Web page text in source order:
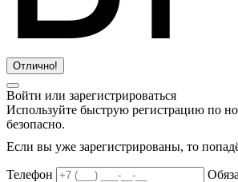
Отлично!
Войти или зарегистрироваться
Используйте быструю регистрацию по
безопасно.
Если вы уже зарегистрированы, то
Телефон